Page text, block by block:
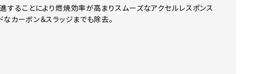
することにより燃焼効率が高まりスムーズなアクセルレスポンス
カーボン＆スラッジまでも除去。